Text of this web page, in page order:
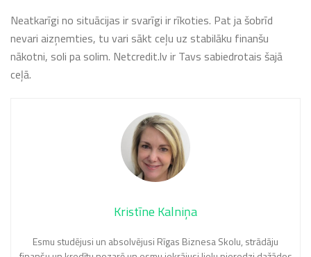
Neatkarīgi no situācijas ir svarīgi ir rīkoties. Pat ja šobrīd
nevari aizņemties, tu vari sākt ceļu uz stabilāku finanšu
nākotni, soli pa solim. Netcredit.lv ir Tavs sabiedrotais šajā
ceļā.
Kristīne Kalniņa
Esmu studējusi un absolvējusi Rīgas Biznesa Skolu, strādāju